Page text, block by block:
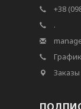
+38
.